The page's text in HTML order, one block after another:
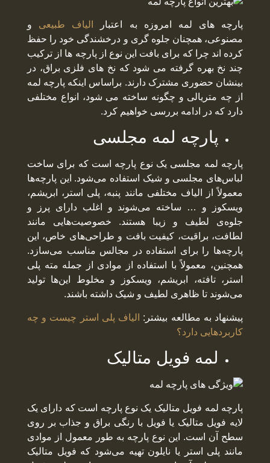
پارچه های لمه امروزه به اعتبار الیاف طبیعی و
مصنوعی، همچنان جلوه گری و درخشندگی خود را حفظ
کرده اند چرا که برای بافت این نوع از پارچه ها از ترکیب
چند نخ بهره گرفته می شود که نخ های فلزی براق، در
بینشان حضوری مشترک دارند. براساس اینکه پارچه لمه
از چه متریالی و چگونه ساخته می شود، انواع مختلفی
دارد که در ادامه بررسی خواهیم کرد.
پارچه لمه مجلسی
پارچه لمه مجلسی یک نوع پارچه است که برای ساخت
لباس‌های مجلسی و شیک استفاده می‌شود. این پارچه‌ها
معمولاً از الیاف مختلفی مانند پنبه، پلی استر، ابریشم،
ویسکوز و … ساخته می‌شوند و اغلب دارای پرز و
جلوه‌ی لطیف و زیبا هستند. خصوصیت‌هایی مانند
لطافت، براقیت، کیفیت بافت و طراحی‌های خاص، این
پارچه‌ها را برای استفاده در مجالس مناسب می‌سازد.
همچنین، معمولاً با استفاده از موادی از جمله مته پلی
استر، تافته، ابریشم، ویسکوز و مخلوط این‌ها تولید
می‌شوند تا ظاهری لطیف و شیک داشته باشند.
پیشنهاد به مطالعه بیشتر:
الیاف پلی استر چیست و چه
کاربردهایی دارد؟
لمه فویل متالیک
پارچه لمه فویل متالیک یک نوع پارچه است که دارای یک
لایه فویل متالیک یا فویل با رنگی براق و جذاب بر روی
سطح آن است. این نوع پارچه به طور معمول از موادی
مانند پلی استر یا نایلون تهیه می‌شود که فویل متالیک